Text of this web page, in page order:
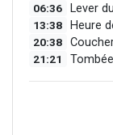
06:36 Lever
13:38 Heure
20:38
21:21